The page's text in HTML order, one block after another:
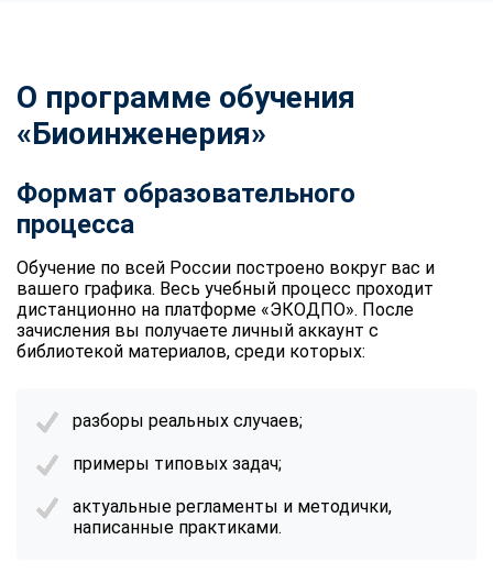
О программе обучения
«Биоинженерия»
Формат образовательного
процесса
Обучение по всей России построено вокруг вас и
вашего графика. Весь учебный процесс проходит
дистанционно на платформе «ЭКОДПО». После
зачисления вы получаете личный аккаунт с
библиотекой материалов, среди которых:
разборы реальных случаев;
примеры типовых задач;
актуальные регламенты и методички,
написанные практиками.